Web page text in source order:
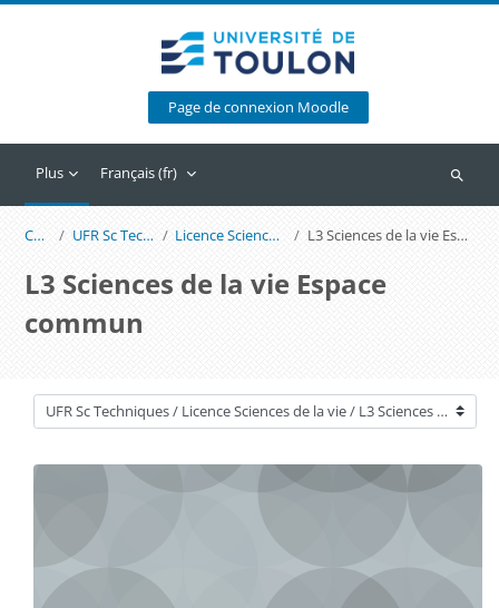
Page de connexion Moodle
Plus Français ‎(fr)‎
Cours UFR Sc Techniques Licence Sciences de la vie L3 Sciences de la vie Espace commun
L3 Sciences de la vie Espace
commun
Catégories de cours